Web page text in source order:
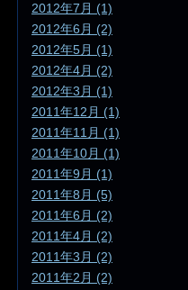
2012年7月 (1)
2012年6月 (2)
2012年5月 (1)
2012年4月 (2)
2012年3月 (1)
2011年12月 (1)
2011年11月 (1)
2011年10月 (1)
2011年9月 (1)
2011年8月 (5)
2011年6月 (2)
2011年4月 (2)
2011年3月 (2)
2011年2月 (2)